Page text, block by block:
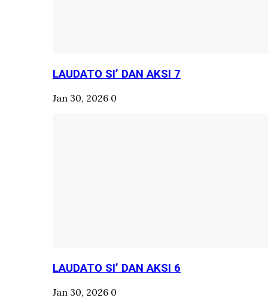
LAUDATO SI’ DAN AKSI 7
Jan 30, 2026 0
LAUDATO SI’ DAN AKSI 6
Jan 30, 2026 0